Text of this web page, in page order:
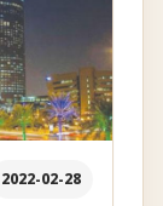
2022-02-28